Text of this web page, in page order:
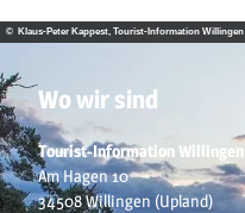
© Klaus-Peter Kappest, Tourist-Information Willingen
Wo wir sind
Tourist-Information Willingen
Am Hagen 10
34508 Willingen (Upland)